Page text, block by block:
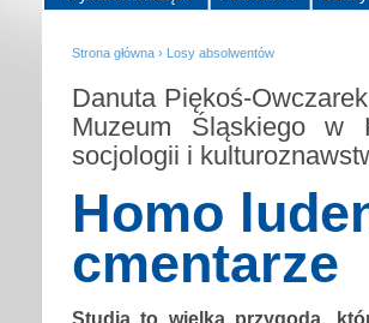
Strona główna › Losy absolwentów
Danuta Piękoś-
Muzeum Śląskiego w
socjologii i
Homo
cmentarze
Studia to wielka przygoda,